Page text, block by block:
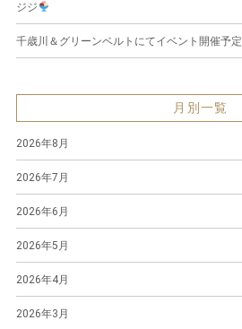
ジジ
千歳川＆グリーンベルトにてイベント開催予定
月別一覧
2026年8月
2026年7月
2026年6月
2026年5月
2026年4月
2026年3月